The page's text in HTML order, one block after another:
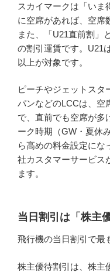
スカイマークは「いま
に空席があれば、空席
また、「U21直前割」
の割引運賃です。U21
以上が対象です。
ピーチやジェットスタ
パンなどのLCCは、空
で、直前でも空席が多
ーク時期（GW・夏休
ら高めの料金設定にな
社カスタマーサービス
ます。
当日割引は「株主
飛行機の当日割引で最
株主優待割引は、株主